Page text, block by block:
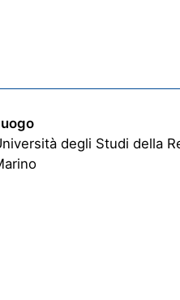
degli Studi della